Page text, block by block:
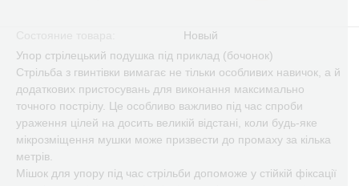
Новый
Упор стрілецький подушка під приклад (бочонок)
Стрільба з гвинтівки вимагає не тільки особливих навичок, а й
додаткових пристосувань для виконання максимально
точного пострілу. Це особливо важливо під час спроби
ураження цілей на досить великій відстані, коли будь-яке
мікрозміщення мушки може призвести до промаху за кілька
метрів.
Мішок для упору під час стрільби допоможе у стійкій фіксації